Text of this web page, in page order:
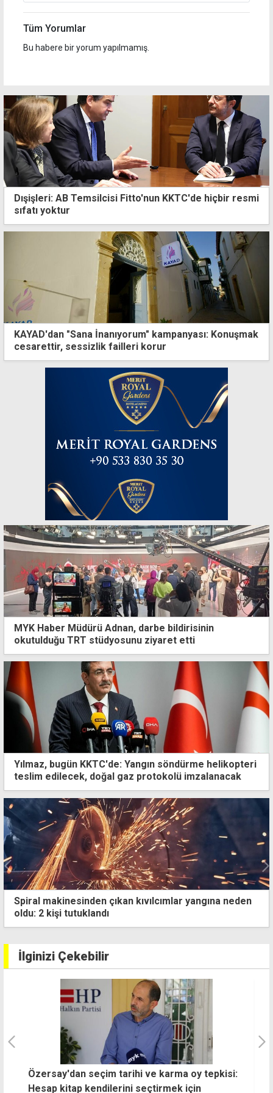
Tüm Yorumlar
Bu habere bir yorum yapılmamış.
Dışişleri: AB Temsilcisi Fitto'nun KKTC'de hiçbir resmi
sıfatı yoktur
KAYAD'dan "Sana İnanıyorum" kampanyası: Konuşmak
cesarettir, sessizlik failleri korur
MYK Haber Müdürü Adnan, darbe bildirisinin
okutulduğu TRT stüdyosunu ziyaret etti
Yılmaz, bugün KKTC'de: Yangın söndürme helikopteri
teslim edilecek, doğal gaz protokolü imzalanacak
Spiral makinesinden çıkan kıvılcımlar yangına neden
oldu: 2 kişi tutuklandı
İlginizi Çekebilir
Geri geri gelen araç yaşlı yayaya çarptı!